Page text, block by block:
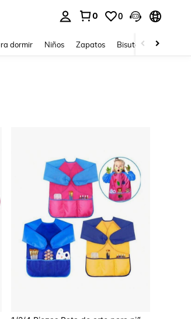
0 0
dormir Niños Zapatos Bisutería Y